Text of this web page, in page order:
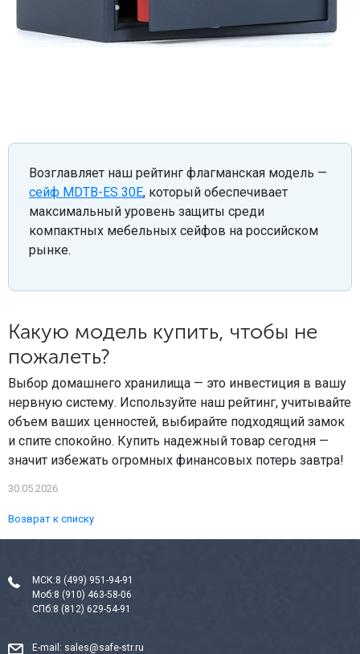
Возглавляет наш рейтинг флагманская модель —
сейф MDTB-ES 30E, который обеспечивает
максимальный уровень защиты среди
компактных мебельных сейфов на российском
рынке.
Какую модель купить, чтобы не
пожалеть?
Выбор домашнего хранилища — это инвестиция в вашу
нервную систему. Используйте наш рейтинг, учитывайте
объем ваших ценностей, выбирайте подходящий замок
и спите спокойно. Купить надежный товар сегодня —
значит избежать огромных финансовых потерь завтра!
30.05.2026
Возврат к списку
МСК:8 (499) 951-94-91
Моб:8 (910) 463-58-06
СПб:8 (812) 629-54-91
E-mail: sales@safe-str.ru